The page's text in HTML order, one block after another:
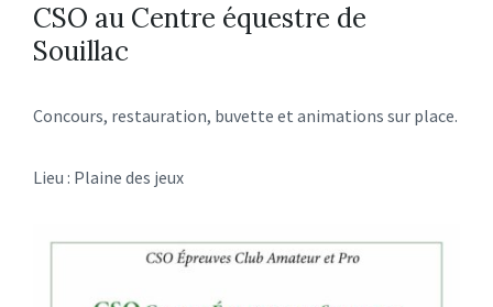
CSO au Centre équestre de
Souillac
Concours, restauration, buvette et animations sur place.
Lieu : Plaine des jeux